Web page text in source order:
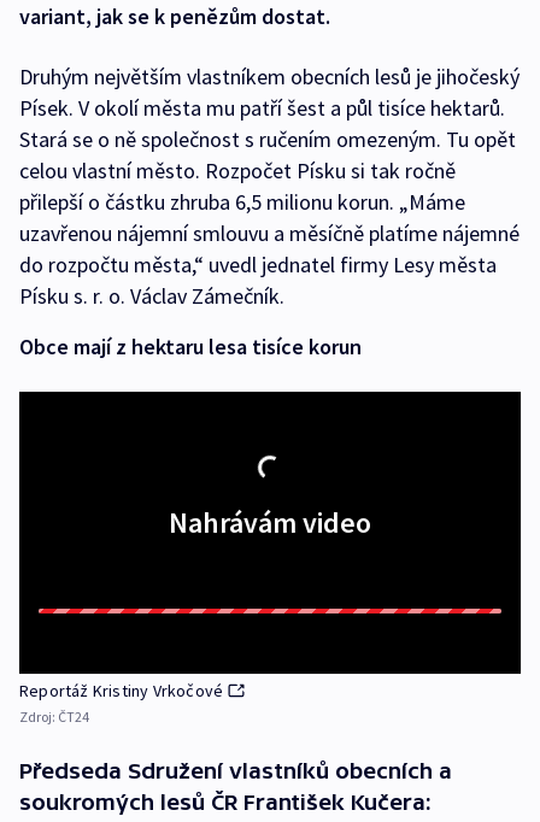
variant, jak se k penězům dostat.
Druhým největším vlastníkem obecních lesů je jihočeský
Písek. V okolí města mu patří šest a půl tisíce hektarů.
Stará se o ně společnost s ručením omezeným. Tu opět
celou vlastní město. Rozpočet Písku si tak ročně
přilepší o částku zhruba 6,5 milionu korun. „Máme
uzavřenou nájemní smlouvu a měsíčně platíme nájemné
do rozpočtu města,“ uvedl jednatel firmy Lesy města
Písku s. r. o. Václav Zámečník.
Obce mají z hektaru lesa tisíce korun
Nahrávám video
Reportáž Kristiny Vrkočové
Zdroj: ČT24
Předseda Sdružení vlastníků obecních a
soukromých lesů ČR František Kučera: